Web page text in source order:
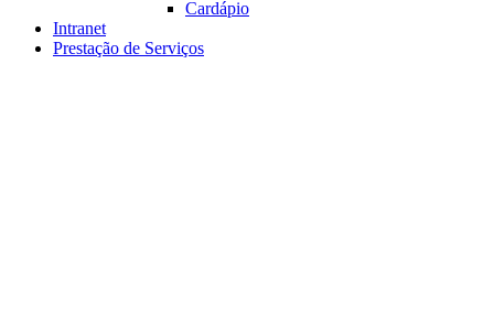
Cardápio
Intranet
Prestação de Serviços